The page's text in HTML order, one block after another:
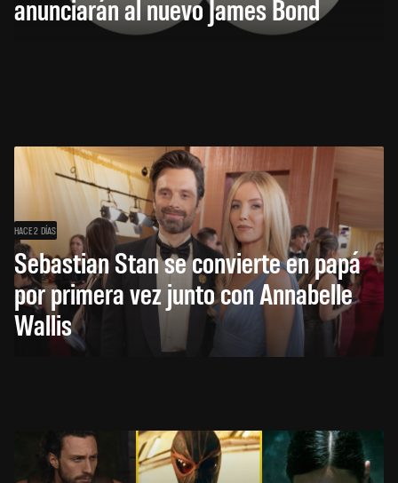
anunciarán al nuevo James Bond
HACE 2 DÍAS
Sebastian Stan se convierte en papá
por primera vez junto con Annabelle
Wallis